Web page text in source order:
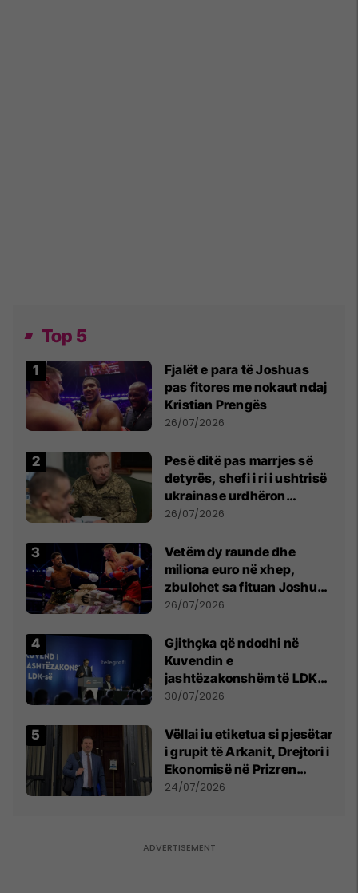
Top 5
Fjalët e para të Joshuas
pas fitores me nokaut ndaj
Kristian Prengës
26/07/2026
Pesë ditë pas marrjes së
detyrës, shefi i ri i ushtrisë
ukrainase urdhëron
kontroll të madh
26/07/2026
Vetëm dy raunde dhe
miliona euro në xhep,
zbulohet sa fituan Joshua
e Prenga
26/07/2026
Gjithçka që ndodhi në
Kuvendin e
jashtëzakonshëm të LDK-
së
30/07/2026
Vëllai iu etiketua si pjesëtar
i grupit të Arkanit, Drejtori i
Ekonomisë në Prizren
mohon pretendimet
24/07/2026